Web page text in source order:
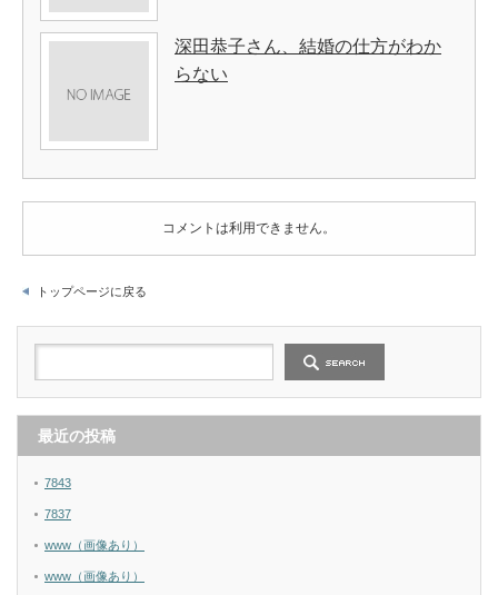
深田恭子さん、結婚の仕方がわか
らない
コメントは利用できません。
トップページに戻る
最近の投稿
7843
7837
www（画像あり）
www（画像あり）